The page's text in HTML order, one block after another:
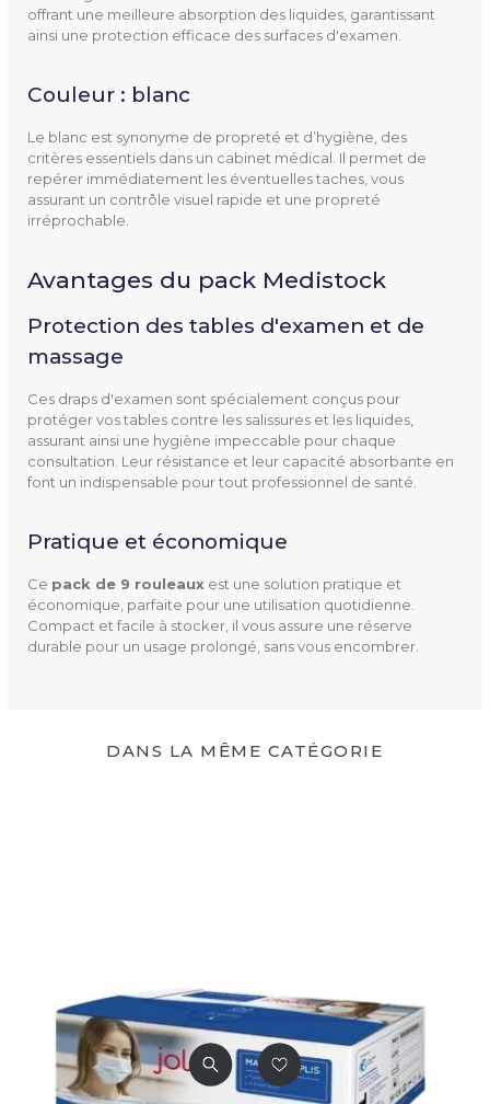
offrant une meilleure absorption des liquides, garantissant
ainsi une protection efficace des surfaces d'examen.
Couleur : blanc
Le blanc est synonyme de propreté et d’hygiène, des
critères essentiels dans un cabinet médical. Il permet de
repérer immédiatement les éventuelles taches, vous
assurant un contrôle visuel rapide et une propreté
irréprochable.
Avantages du pack Medistock
Protection des tables d'examen et de
massage
Ces draps d'examen sont spécialement conçus pour
protéger vos tables contre les salissures et les liquides,
assurant ainsi une hygiène impeccable pour chaque
consultation. Leur résistance et leur capacité absorbante en
font un indispensable pour tout professionnel de santé.
Pratique et économique
Ce pack de 9 rouleaux est une solution pratique et
économique, parfaite pour une utilisation quotidienne.
Compact et facile à stocker, il vous assure une réserve
durable pour un usage prolongé, sans vous encombrer.
DANS LA MÊME CATÉGORIE